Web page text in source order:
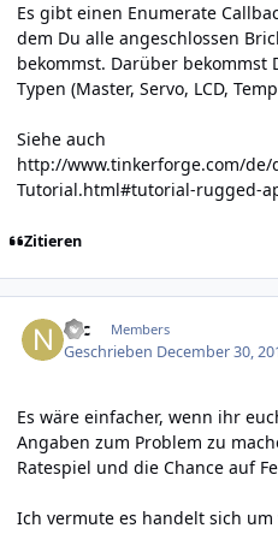
Es gibt einen Enumerate
dem Du alle angeschlossen
bekommst. Darüber bekommst
Typen (Master, Servo, LCD,
Siehe auch
http://www.tinkerforge.com/de/
Tutorial.html#tutorial-rugged-
Zitieren
Nic Members
Geschrieben December 30,
Es wäre einfacher, wenn ihr
Angaben zum Problem zu
Ratespiel und die Chance auf
Ich vermute es handelt sich